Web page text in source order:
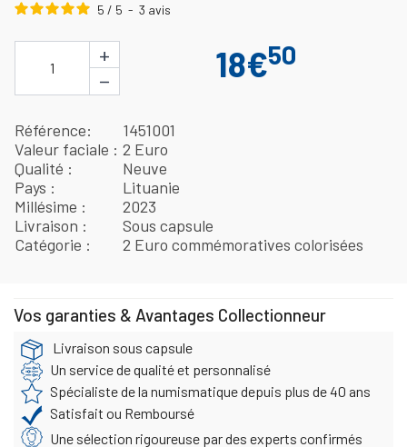
5 / 5 - 3 avis
1
+
−
18€50
Référence
1451001
Valeur faciale
2 Euro
Qualité
Neuve
Pays
Lituanie
Millésime
2023
Livraison
Sous capsule
Catégorie
2 Euro commémoratives colorisées
Vos garanties & Avantages Collectionneur
Livraison sous capsule
Un service de qualité et personnalisé
Spécialiste de la numismatique depuis plus de 40 ans
Satisfait ou Remboursé
Une sélection rigoureuse par des experts confirmés